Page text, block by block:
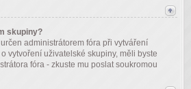
skupiny?
administrátorem fóra při vytváření
vytvoření uživatelské skupiny, měli byste
fóra - zkuste mu poslat soukromou